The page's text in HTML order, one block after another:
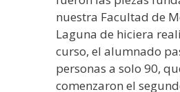
nuestra Facultad de
Laguna de hiciera
curso, el alumnado
personas a solo 90,
comenzaron el